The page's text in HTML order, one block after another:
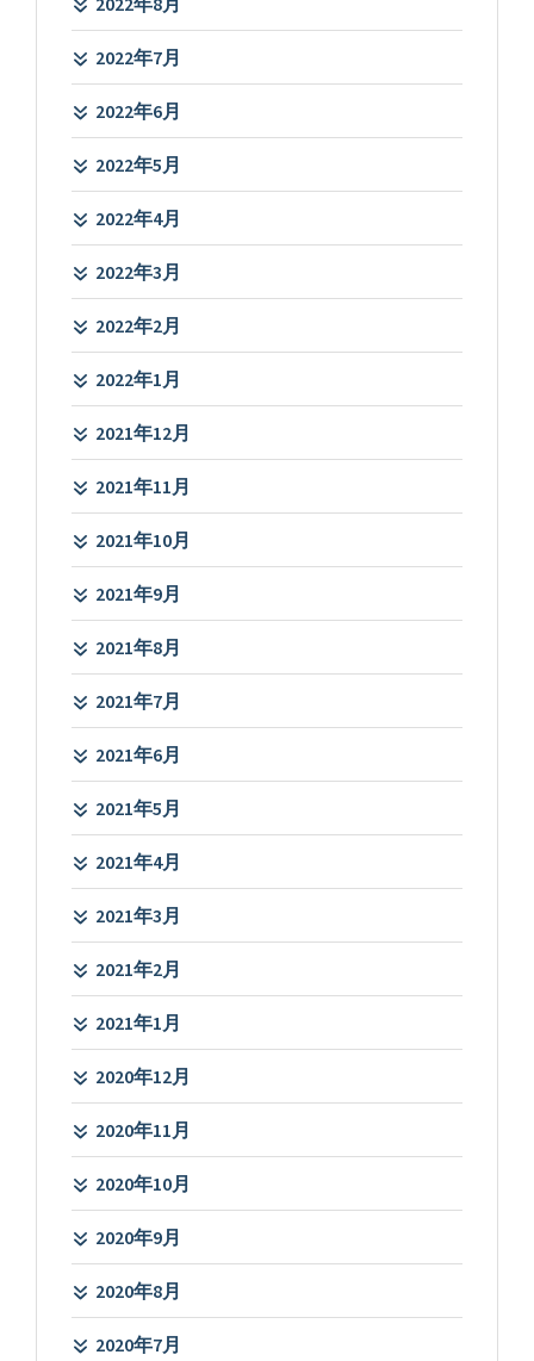
2022年7月
2022年6月
2022年5月
2022年4月
2022年3月
2022年2月
2022年1月
2021年12月
2021年11月
2021年10月
2021年9月
2021年8月
2021年7月
2021年6月
2021年5月
2021年4月
2021年3月
2021年2月
2021年1月
2020年12月
2020年11月
2020年10月
2020年9月
2020年8月
2020年7月